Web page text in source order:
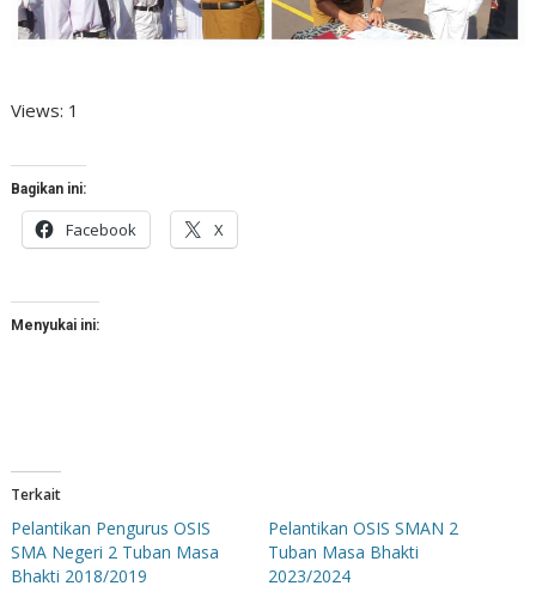
Views: 1
Bagikan ini:
Facebook X
Menyukai ini:
Terkait
Pelantikan Pengurus OSIS
SMA Negeri 2 Tuban Masa
Bhakti 2018/2019
Pelantikan OSIS SMAN 2
Tuban Masa Bhakti
2023/2024